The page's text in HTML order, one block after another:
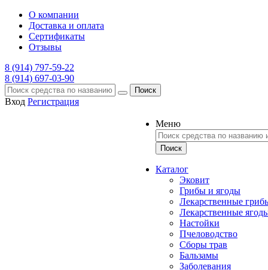
О компании
Доставка и оплата
Сертификаты
Отзывы
8 (914) 797-59-22
8 (914) 697-03-90
Поиск
Вход Регистрация
Меню
Каталог
Эковит
Грибы и ягоды
Лекарственные
Лекарственные
Настойки
Пчеловодство
Сборы трав
Бальзамы
Заболевания